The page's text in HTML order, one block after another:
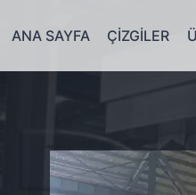
ANA SAYFA ÇIZGILER